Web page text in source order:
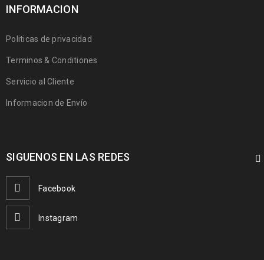
INFORMACION
Politicas de privacidad
Terminos & Conditiones
Servicio al Cliente
Informacion de Envío
SIGUENOS EN LAS REDES
Facebook
Instagram